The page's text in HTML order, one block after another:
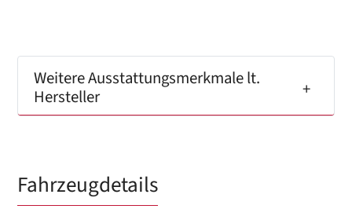
Weitere Ausstattungsmerkmale lt.
Hersteller
Fahrzeugdetails